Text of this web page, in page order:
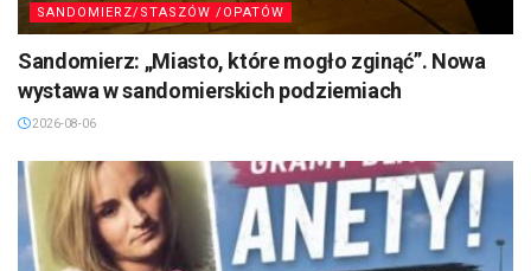
SANDOMIERZ/STASZÓW /OPATÓW
Sandomierz: „Miasto, które mogło zginąć”. Nowa
wystawa w sandomierskich podziemiach
2026-08-06